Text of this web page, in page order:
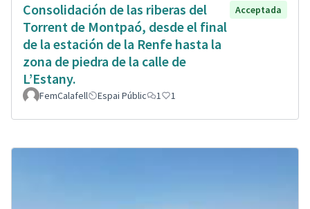
Consolidación de las riberas del
Torrent de Montpaó, desde el final
de la estación de la Renfe hasta la
zona de piedra de la calle de
L’Estany.
Acceptada
FemCalafell Espai Públic 1 1